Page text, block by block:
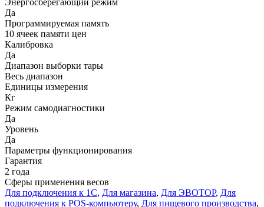
Энергосберегающий режим
Да
Программируемая память
10 ячеек памяти цен
Калибровка
Да
Диапазон выборки тары
Весь диапазон
Единицы измерения
Кг
Режим самодиагностики
Да
Уровень
Да
Параметры функционирования
Гарантия
2 года
Сферы применения весов
Для подключения к 1С, Для магазина, Для ЭВОТОР, Для
подключения к POS-компьютеру, Для пищевого производства,